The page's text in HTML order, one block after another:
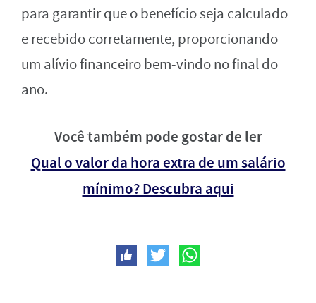
para garantir que o benefício seja calculado
e recebido corretamente, proporcionando
um alívio financeiro bem-vindo no final do
ano.
Você também pode gostar de ler
Qual o valor da hora extra de um salário
mínimo? Descubra aqui